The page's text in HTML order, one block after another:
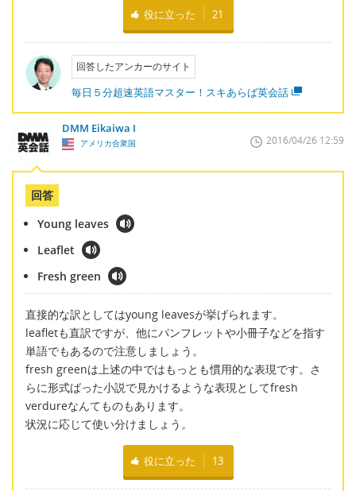
役に立った 21
回答したアンカーのサイト
毎日５分超速英語マスター！スキあらば英会話
DMM Eikaiwa I
アメリカ合衆国 2016/04/26 12:59
回答
Young leaves
Leaflet
Fresh green
直接的な訳としてはyoung leavesが挙げられます。
leafletも直訳ですが、他にパンフレットや小冊子などを指す
単語でもあるので注意しましょう。
fresh greenは上述の中ではもっとも慣用的な表現です。さ
らに形式ばった小説で見かけるような表現としてfresh
verdureなんてものもあります。
状況に応じて使い分けましょう。
役に立った 13